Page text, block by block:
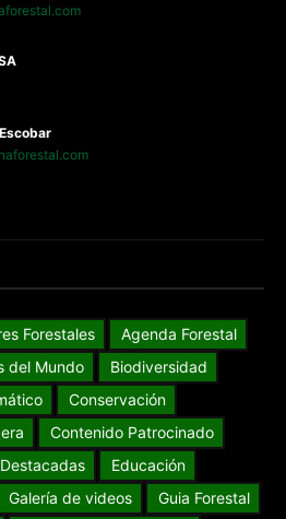
Forestales
Agenda Forestal
del Mundo
Biodiversidad
Conservación
Contenido Patrocinado
Destacadas
Educación
Galería de videos
Guia Forestal